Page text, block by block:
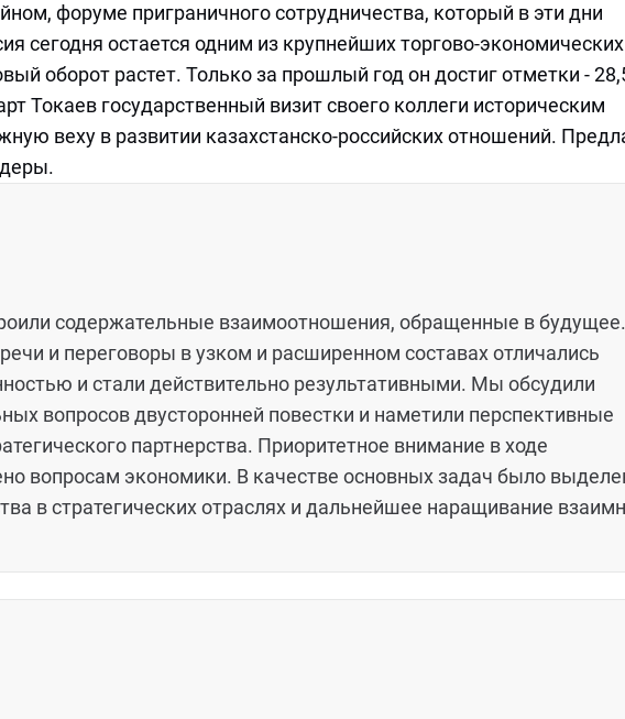
форуме приграничного сотрудничества, который в эти дни
сегодня остается одним из крупнейших торгово-экономических
оборот растет. Только за прошлый год он достиг отметки -
Токаев государственный визит своего коллеги историческим
веху в развитии казахстанско-российских отношений.
содержательные взаимоотношения, обращенные в будущее.
и переговоры в узком и расширенном составах отличались
и стали действительно результативными. Мы обсудили
вопросов двусторонней повестки и наметили перспективные
партнерства. Приоритетное внимание в ходе
вопросам экономики. В качестве основных задач было
в стратегических отраслях и дальнейшее наращивание